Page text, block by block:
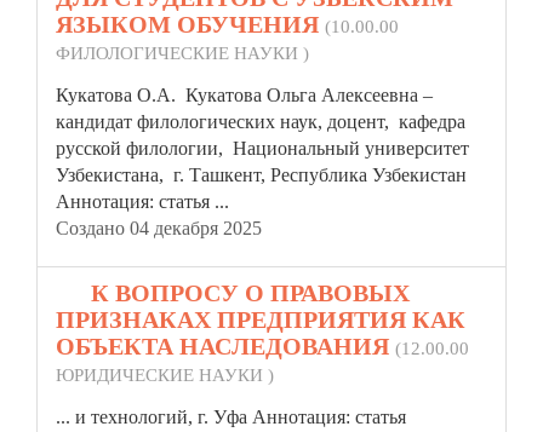
ЯЗЫКОМ ОБУЧЕНИЯ (10.00.00
ФИЛОЛОГИЧЕСКИЕ НАУКИ )
Кукатова О.А. Кукатова Ольга Алексеевна –
кандидат филологических наук, доцент, кафедра
русской филологии, Национальный университет
Узбекистана, г. Ташкент, Республика Узбекистан
Аннотация: статья ...
Создано 04 декабря 2025
К ВОПРОСУ О ПРАВОВЫХ
ПРИЗНАКАХ ПРЕДПРИЯТИЯ КАК
ОБЪЕКТА НАСЛЕДОВАНИЯ (12.00.00
ЮРИДИЧЕСКИЕ НАУКИ )
... и технологий, г. Уфа Аннотация: статья